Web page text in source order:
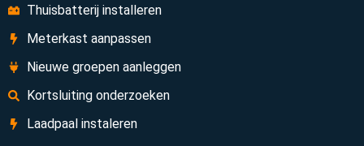
Thuisbatterij installeren
Meterkast aanpassen
Nieuwe groepen aanleggen
Kortsluiting onderzoeken
Laadpaal instaleren